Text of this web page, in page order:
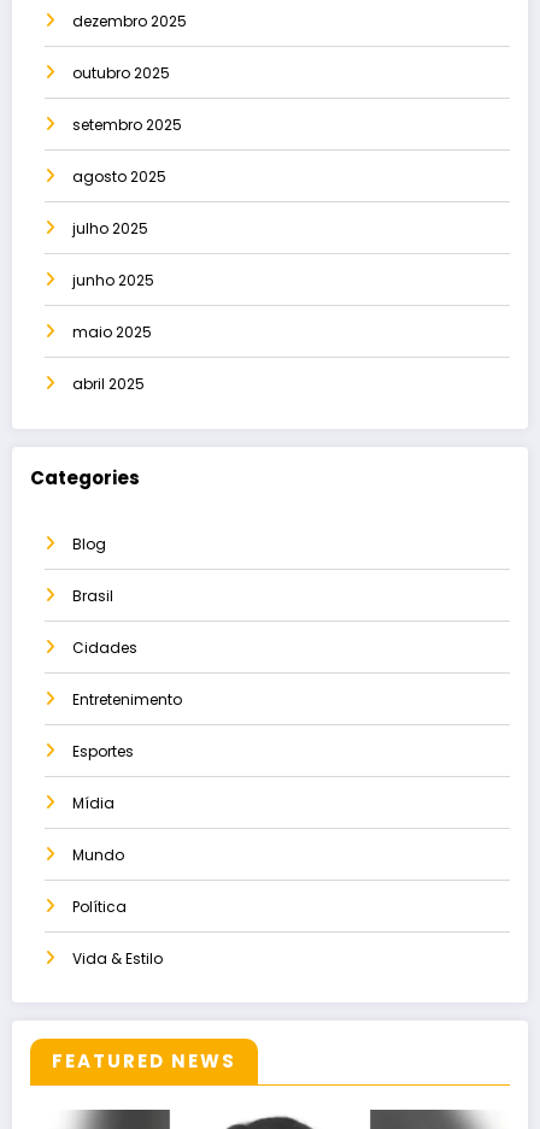
dezembro 2025
outubro 2025
setembro 2025
agosto 2025
julho 2025
junho 2025
maio 2025
abril 2025
Categories
Blog
Brasil
Cidades
Entretenimento
Esportes
Mídia
Mundo
Política
Vida & Estilo
FEATURED NEWS